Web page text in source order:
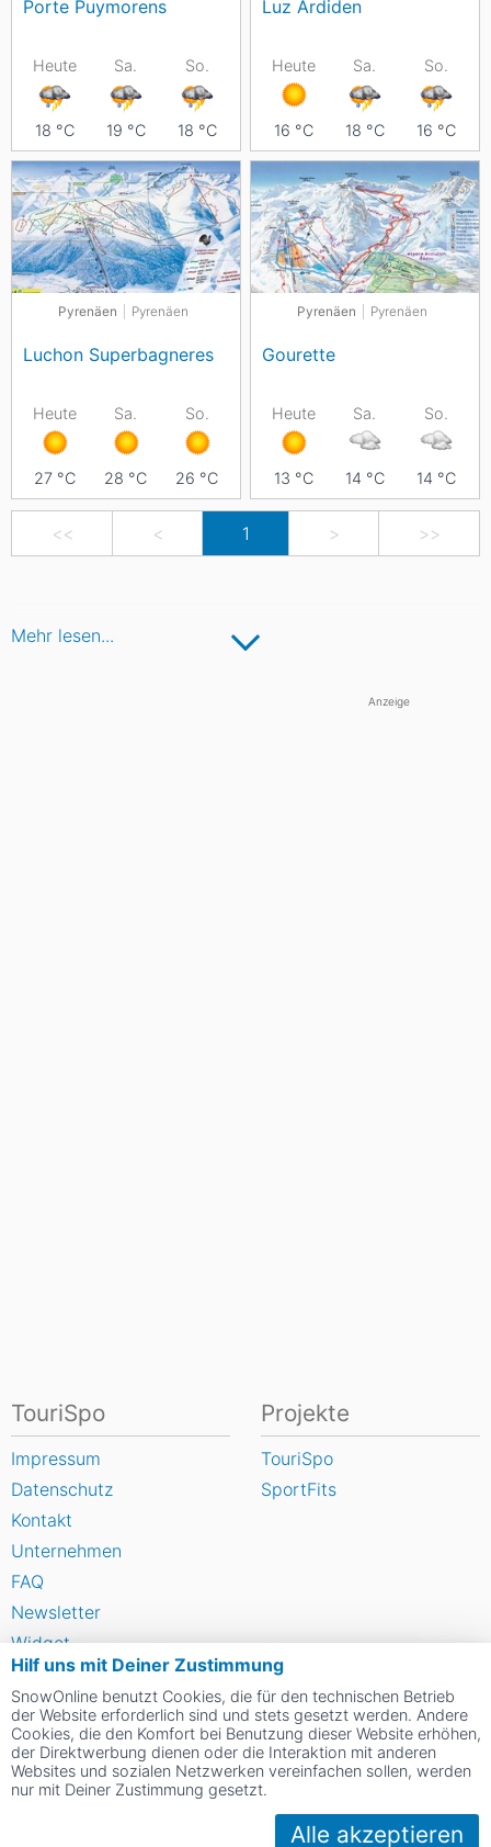
Porte Puymorens
Heute
18 °C
Sa.
19 °C
So.
18 °C
Luz Ardiden
Heute
16 °C
Sa.
18 °C
So.
16 °C
Pyrenäen Pyrenäen
Luchon Superbagneres
Heute
27 °C
Sa.
28 °C
So.
26 °C
Pyrenäen Pyrenäen
Gourette
Heute
13 °C
Sa.
14 °C
So.
14 °C
<< < 1 > >>
Mehr lesen...
Anzeige
Hilf uns mit Deiner Zustimmung
SnowOnline benutzt Cookies, die für den technischen Betrieb
der Website erforderlich sind und stets gesetzt werden. Andere
Cookies, die den Komfort bei Benutzung dieser Website erhöhen,
der Direktwerbung dienen oder die Interaktion mit anderen
Websites und sozialen Netzwerken vereinfachen sollen, werden
nur mit Deiner Zustimmung gesetzt.
Alle akzeptieren
TouriSpo
Impressum
Datenschutz
Kontakt
Unternehmen
FAQ
Newsletter
Widget
Umfragen
Skigebiet bewerten
Projekte
TouriSpo
SportFits
Social Web